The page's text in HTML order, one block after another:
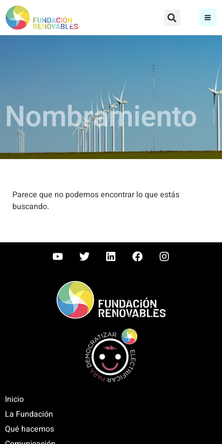
Nombramiento
Parece que no podemos encontrar lo que estás
buscando.
Inicio
La Fundación
Qué hacemos